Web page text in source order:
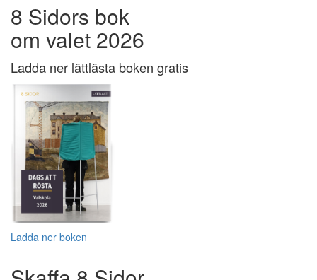
8 Sidors bok
om valet 2026
Ladda ner lättlästa boken gratis
Ladda ner boken